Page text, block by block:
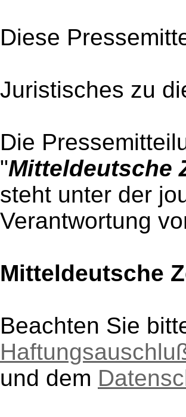
Diese
Juristisches zu
Die
"Mitteldeutsche
steht unter der
Verantwortung
Mitteldeutsche
Beachten Sie
und dem